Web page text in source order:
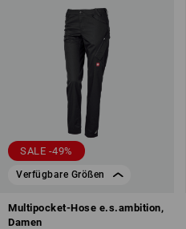
SALE -49%
Verfügbare Größen
Multipocket-Hose e.s.ambition,
Damen